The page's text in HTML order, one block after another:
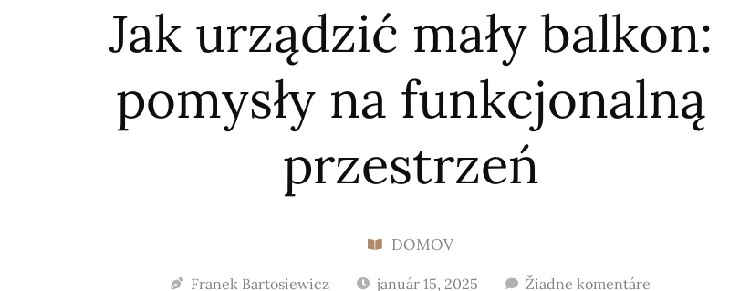
Jak urządzić mały balkon:
pomysły na funkcjonalną
przestrzeń
DOMOV
Franek Bartosiewicz január 15, 2025 Žiadne komentáre